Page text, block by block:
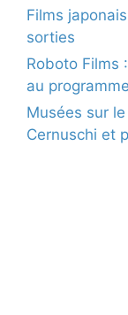
Films
sorties
Roboto Films
au
Musées sur
Cernuschi et